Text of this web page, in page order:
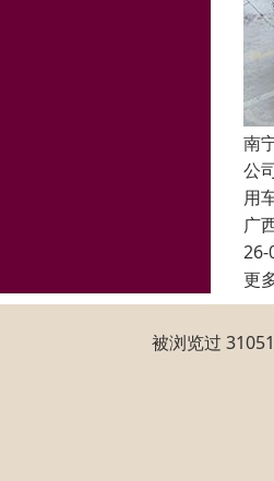
南
公
用
广
26-
更
被浏览过